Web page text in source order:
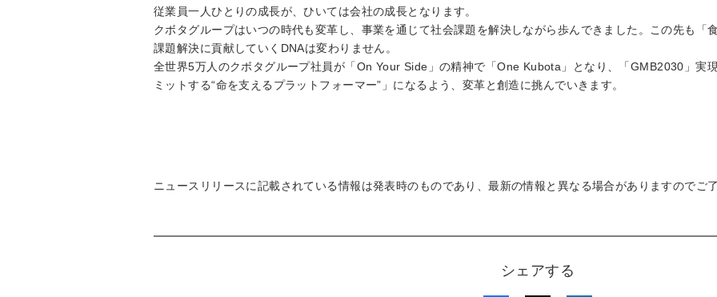
従業員一人ひとりの成長が、ひいては会社の成長となります。
クボタグループはいつの時代も変革し、事業を通じて社会課題を解決しながら歩んできました。この先も「
課題解決に貢献していくDNAは変わりません。
全世界5万人のクボタグループ社員が「On Your Side」の精神で「One Kubota」となり、「GMB2030」実
ミットする“命を支えるプラットフォーマー”」になるよう、変革と創造に挑んでいきます。
ニュースリリースに記載されている情報は発表時のものであり、最新の情報と異なる場合がありますのでご了
シェアする